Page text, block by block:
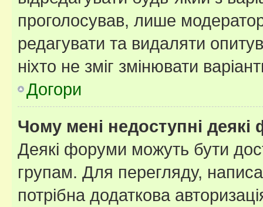
проголосував, лише
редагувати та видаляти
ніхто не зміг змінювати
Догори
Чому мені недоступні
Деякі форуми можуть бути
групам. Для перегляду,
потрібна додаткова